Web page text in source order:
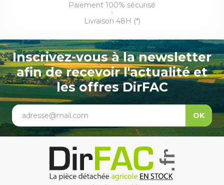
Paiement 100% sécurisé
Livraison 48H (*)
Inscrivez-vous à la newsletter
afin de recevoir l'actualité et
les offres DirFAC
adresse@mail.com OK